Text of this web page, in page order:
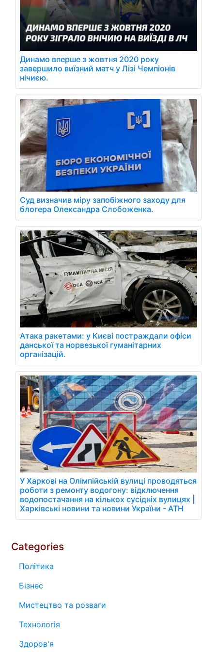
Динамо вперше з жовтня 2020 року
завершило виїзний матч у Лізі Чемпіонів
нічиєю.
Суд визначив міру запобіжного заходу для
блогера Олександра Слобоженка.
Атака ракетами: у Києві постраждали офіси
данської та норвезької гуманітарних
організацій.
У Харкові на Олімпійській вулиці проводяться
роботи з ремонту водогону: відключення
водопостачання на кількох сусідніх вулицях |
Харківські новини та новини України - АТН
Categories
Політика
Бізнес
Мистецтво та розваги
Технологія
Здоров'я